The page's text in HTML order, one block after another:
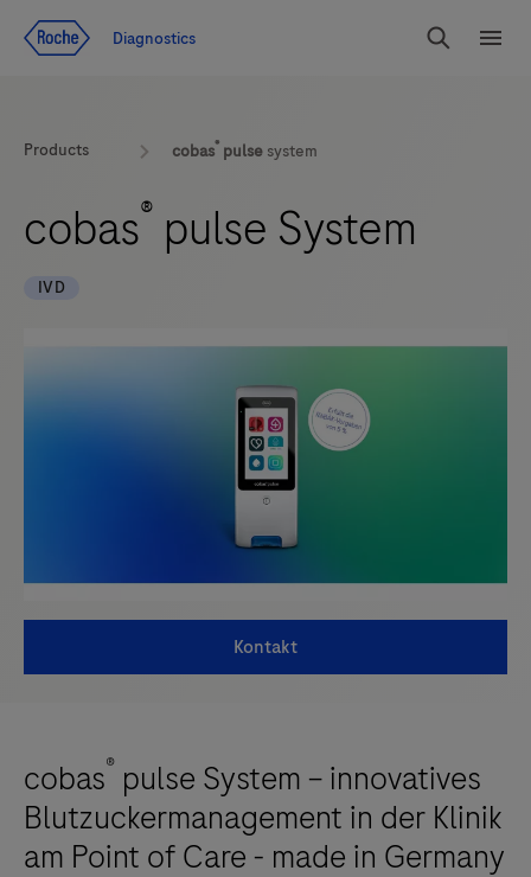
Diagnostics
Suchen
Products cobas® pulse system
cobas® pulse System
IVD
Kontakt
cobas® pulse System – innovatives
Blutzuckermanagement in der Klinik
am Point of Care - made in Germany